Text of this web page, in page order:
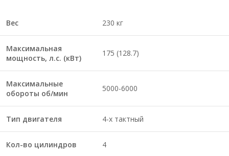
Вес 230 кг
Максимальная
мощность, л.с. (кВт)
175 (128.7)
Максимальные
обороты об/мин
5000-6000
Тип двигателя 4-х тактный
Кол-во цилиндров 4